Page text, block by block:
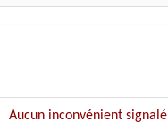
Aucun inconvénient signalé